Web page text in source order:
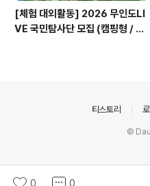
[체험 대외활동] 2026 무인도LI
VE 국민탐사단 모집 (캠핑형 / 투
0 0
티스토리
©